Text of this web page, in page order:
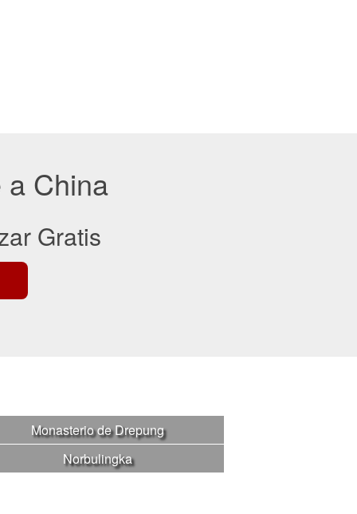
a China
Gratis
Monasterio de Drepung
Norbulingka